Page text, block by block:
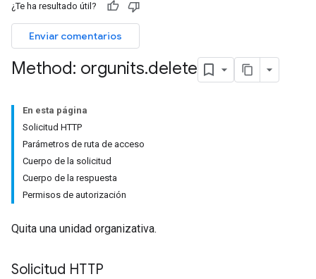
¿Te ha resultado útil?
Enviar comentarios
Method: orgunits.delete
En esta página
Solicitud HTTP
Parámetros de ruta de acceso
Cuerpo de la solicitud
Cuerpo de la respuesta
Permisos de autorización
Quita una unidad organizativa.
Solicitud HTTP